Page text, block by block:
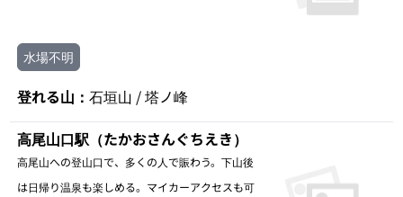
水場不明
登れる山： 石垣山 / 塔ノ峰
高尾山口駅（たかおさんぐちえき）
高尾山への登山口で、多くの人で賑わう。下山後
は日帰り温泉も楽しめる。マイカーアクセスも可